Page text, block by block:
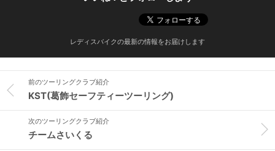
レディスバイクの最新の情報をお届けします
前のツーリングクラブ紹介
KST(葛飾セーフティーツーリング)
次のツーリングクラブ紹介
チームさいくる